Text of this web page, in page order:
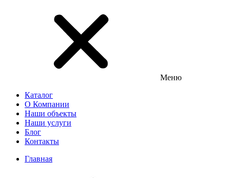
Меню
Каталог
О Компании
Наши объекты
Наши услуги
Блог
Контакты
Главная